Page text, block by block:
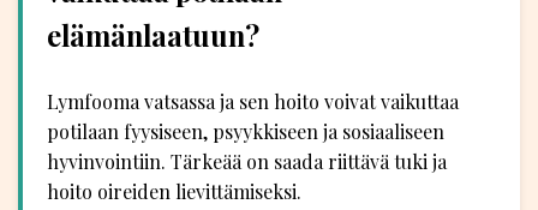
elämänlaatuun?
Lymfooma vatsassa ja sen hoito voivat vaikuttaa
potilaan fyysiseen, psyykkiseen ja sosiaaliseen
hyvinvointiin. Tärkeää on saada riittävä tuki ja
hoito oireiden lievittämiseksi.